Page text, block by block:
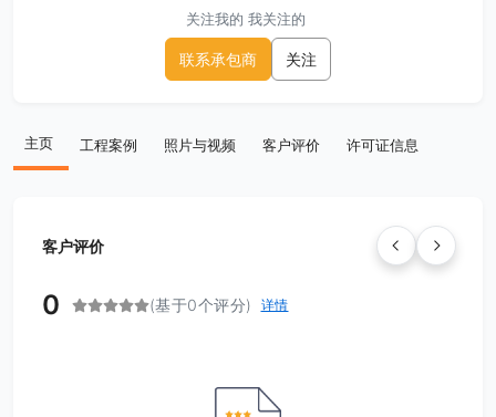
关注我的 我关注的
联系承包商 关注
主页 工程案例 照片与视频 客户评价 许可证信息
客户评价
0 (基于0个评分) 详情